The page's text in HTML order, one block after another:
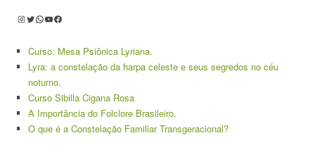
Instagram
Twitter
WhatsApp
Youtube
Facebook
Curso: Mesa Psiônica Lyriana.
Lyra: a constelação da harpa celeste e seus segredos no céu
noturno.
Curso Sibilla Cigana Rosa
A Importância do Folclore Brasileiro.
O que é a Constelação Familiar Transgeracional?